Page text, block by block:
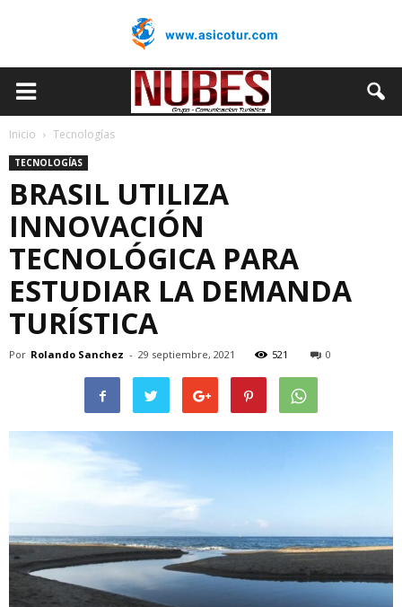
Inicio Tecnologías
TECNOLOGÍAS
BRASIL UTILIZA
INNOVACIÓN
TECNOLÓGICA PARA
ESTUDIAR LA DEMANDA
TURÍSTICA
Por Rolando Sanchez - 29 septiembre, 2021 521 0